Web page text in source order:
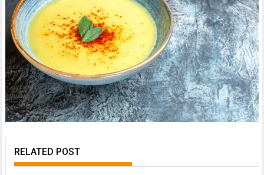
RELATED POST